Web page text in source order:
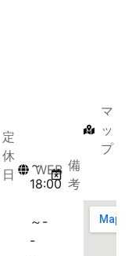
～
18:00
～-
-
定
休
日
WEB 備
考
マ
ッ
プ